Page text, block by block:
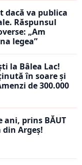
dacă va publica
Răspunsul
„Am
legea”
la Bâlea Lac!
în soare și
de 300.000
ani, prins BĂUT
Argeș!